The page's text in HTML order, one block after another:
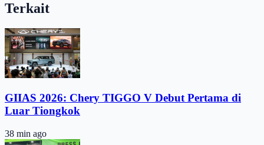
Terkait
GIIAS 2026: Chery TIGGO V Debut Pertama di
Luar Tiongkok
38 min ago